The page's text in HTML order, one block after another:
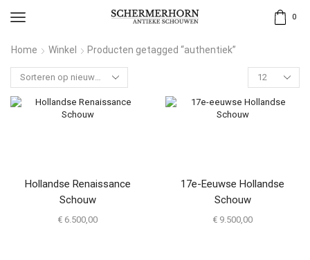
0
Home Winkel Producten getagged “authentiek”
Hollandse Renaissance
Schouw
€ 6.500,00
17e-Eeuwse Hollandse
Schouw
€ 9.500,00